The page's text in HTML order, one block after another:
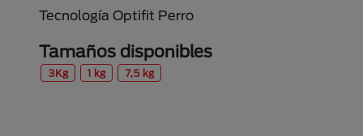
Tecnología Optifit Perro
Tamaños disponibles
3Kg 1 kg 7,5 kg